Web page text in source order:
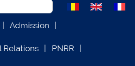
Admission
Relations PNRR